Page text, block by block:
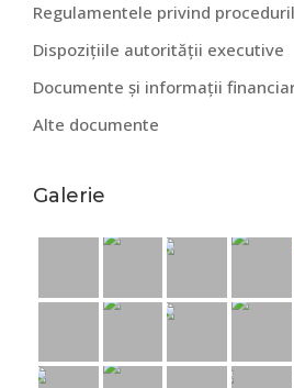
Regulamentele privind
Dispozițiile autorității executive
Documente și informații
Alte documente
Galerie